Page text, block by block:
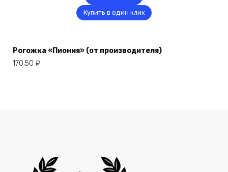
Купить в один клик
Рогожка «Пиония» (от производителя)
170,50 ₽